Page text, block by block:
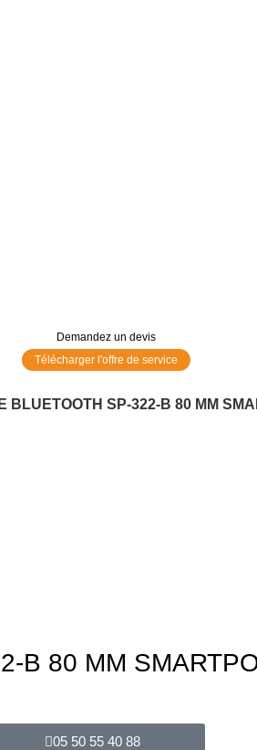
Demandez un devis
Télécharger l'offre de service
BLUETOOTH SP-322-B 80 MM
B 80 MM
05 50 55 40 88